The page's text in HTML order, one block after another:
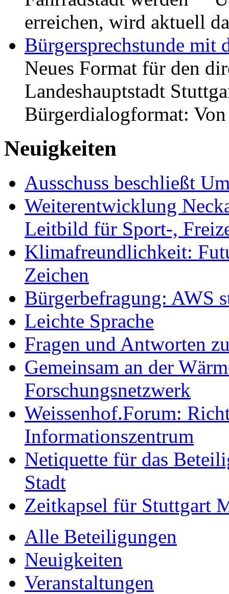
erreichen, wird aktuell
Bürgersprechstunde mit
Neues Format für den
Landeshauptstadt
Bürgerdialogformat:
Neuigkeiten
Ausschuss beschließt
Weiterentwicklung
Leitbild für Sport-,
Klimafreundlichkeit:
Zeichen
Bürgerbefragung: AWS
Leichte Sprache
Fragen und Antworten
Gemeinsam an der
Forschungsnetzwerk
Weissenhof.Forum:
Informationszentrum
Netiquette für das
Stadt
Zeitkapsel für Stuttgart
Alle Beteiligungen
Neuigkeiten
Veranstaltungen